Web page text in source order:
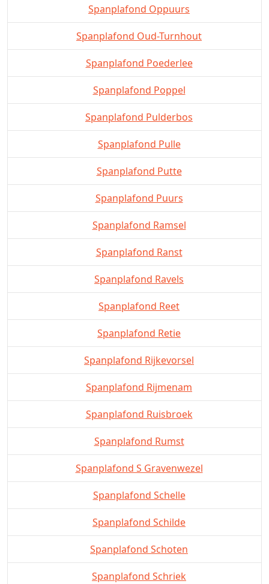
Spanplafond Oppuurs
Spanplafond Oud-Turnhout
Spanplafond Poederlee
Spanplafond Poppel
Spanplafond Pulderbos
Spanplafond Pulle
Spanplafond Putte
Spanplafond Puurs
Spanplafond Ramsel
Spanplafond Ranst
Spanplafond Ravels
Spanplafond Reet
Spanplafond Retie
Spanplafond Rijkevorsel
Spanplafond Rijmenam
Spanplafond Ruisbroek
Spanplafond Rumst
Spanplafond S Gravenwezel
Spanplafond Schelle
Spanplafond Schilde
Spanplafond Schoten
Spanplafond Schriek